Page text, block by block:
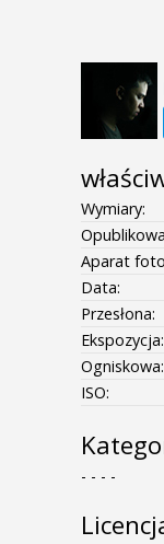
Wymiary:
Aparat
Data:
Przesłona:
Ekspozycja:
Ogniskowa:
ISO:
- - - -